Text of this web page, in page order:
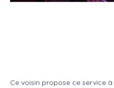
Ce voisin propose ce service à